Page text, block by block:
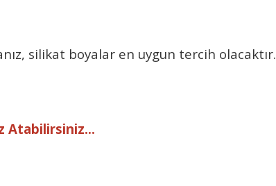
silikat boyalar en uygun tercih olacaktır.
Atabilirsiniz...